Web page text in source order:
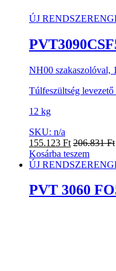
ÚJ
NH00 szakaszolóval,
Túlfeszültség
12 kg
SKU: n/a
155.123 Ft 206.831Ft
Kosárba teszem
ÚJ
PVT 3060